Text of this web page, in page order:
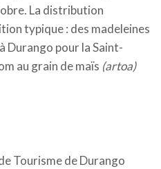
La distribution
typique : des madeleines
Durango pour la Saint-
au grain de maïs (artoa)
Tourisme de Durango